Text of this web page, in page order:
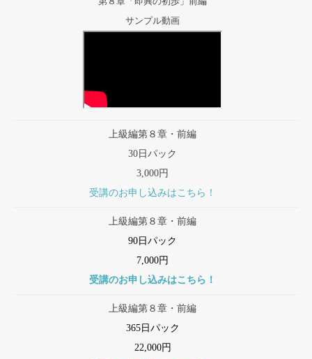
サンプル動画
上級編第８章・前編
30日パック
3,000円
受講のお申し込みはこちら！
上級編第８章・前編
90日パック
7,000円
受講のお申し込みはこちら！
上級編第８章・前編
365日パック
22,000円